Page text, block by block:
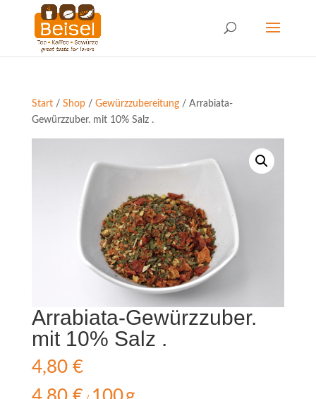
Start/ Shop/ Gewürzzubereitung/ Arrabiata-
Gewürzzuber. mit 10% Salz .
Arrabiata-Gewürzzuber.
mit 10% Salz .
4,80 €